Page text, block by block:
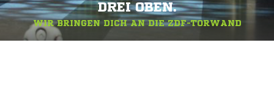
DREI OBEN.
WIR BRINGEN DICH AN DIE ZDF-TORWAND